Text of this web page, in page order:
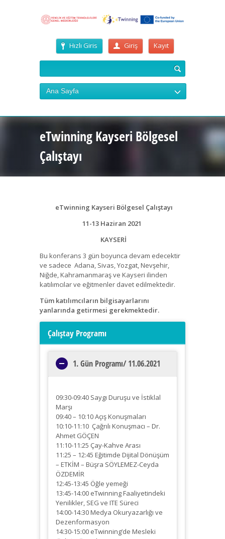
Hızlı Giris Giriş Kayıt
Ana Sayfa
eTwinning Kayseri Bölgesel
Çalıştayı
eTwinning Kayseri Bölgesel Çalıştayı
11-13 Haziran 2021
KAYSERİ
Bu konferans 3 gün boyunca devam edecektir
ve sadece Adana, Sivas, Yozgat, Nevşehir,
Niğde, Kahramanmaraş ve Kayseri ilinden
katılımcılar ve eğitmenler davet edilmektedir.
Tüm katılımcıların bilgisayarlarını
yanlarında getirmesi gerekmektedir.
Çalıştay Programı
1. Gün Programı/ 11.06.2021
09:30-09:40 Saygı Duruşu ve İstiklal
Marşı
09:40 – 10:10 Açış Konuşmaları
10:10-11:10 Çağrılı Konuşmacı – Dr.
Ahmet GÖÇEN
11:10-11:25 Çay-Kahve Arası
11:25 – 12:45 Eğitimde Dijital Dönüşüm
– ETKİM – Büşra SÖYLEMEZ-Ceyda
ÖZDEMİR
12:45-13:45 Öğle yemeği
13:45-14:00 eTwinning Faaliyetindeki
Yenilikler, SEG ve ITE Süreci
14:00-14:30 Medya Okuryazarlığı ve
Dezenformasyon
14:30-15:00 eTwinning’de Mesleki